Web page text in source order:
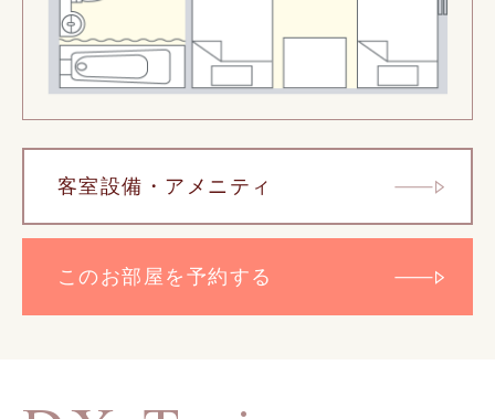
客室設備・アメニティ
このお部屋を予約する